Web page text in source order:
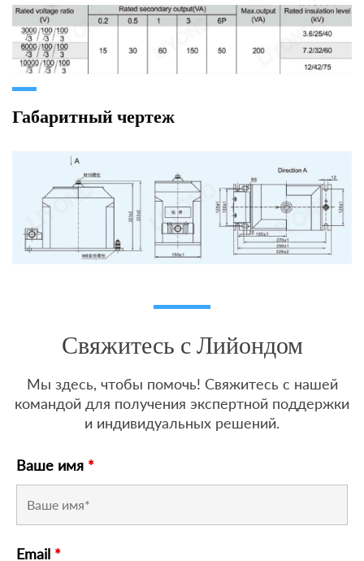
Габаритный чертеж
Свяжитесь с Лийондом
Мы здесь, чтобы помочь! Свяжитесь с нашей
командой для получения экспертной поддержки
и индивидуальных решений.
Ваше имя *
Email *